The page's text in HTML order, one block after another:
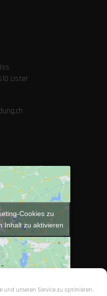
und unseren Service zu optimieren.
Uster
Cookies zu
Inhalt zu aktivieren